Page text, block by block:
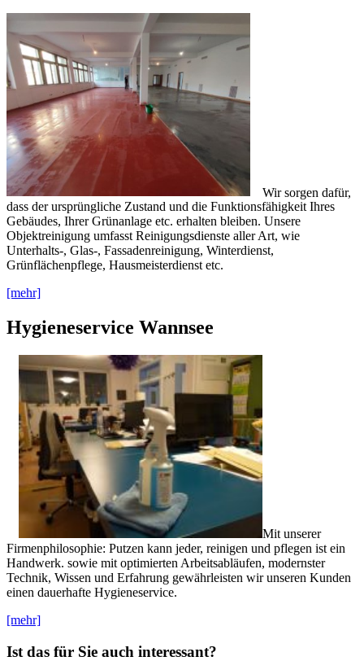
Wir sorgen dafür,
dass der ursprüngliche Zustand und die Funktionsfähigkeit Ihres
Gebäudes, Ihrer Grünanlage etc. erhalten bleiben. Unsere
Objektreinigung umfasst Reinigungsdienste aller Art, wie
Unterhalts-, Glas-, Fassadenreinigung, Winterdienst,
Grünflächenpflege, Hausmeisterdienst etc.
[mehr]
Hygieneservice Wannsee
Mit unserer
Firmenphilosophie: Putzen kann jeder, reinigen und pflegen ist ein
Handwerk. sowie mit optimierten Arbeitsabläufen, modernster
Technik, Wissen und Erfahrung gewährleisten wir unseren Kunden
einen dauerhafte Hygieneservice.
[mehr]
Ist das für Sie auch interessant?